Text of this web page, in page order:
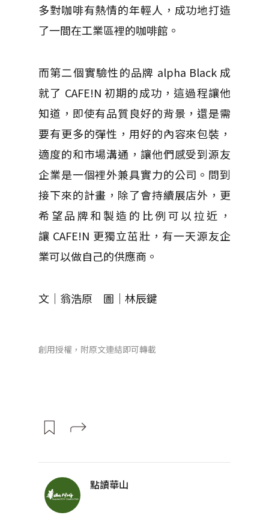
多對咖啡有熱情的年輕人，成功地打造
了一間在工業區裡的咖啡館。
而第二個實驗性的品牌 alpha Black 成
就了 CAFE!N 初期的成功，這過程讓他
知道，即使有品質良好的背景，還是需
要有更多的彈性，用好的內容來包裝，
適度的和市場溝通，讓他們感受到源友
企業是一個裡外兼具實力的公司。問到
接下來的計畫，除了會持續展店外，更
希望品牌和製造的比例可以拉近，
讓 CAFE!N 更獨立茁壯，有一天源友企
業可以做自己的供應商。
文｜翁浩原 圖｜林辰鍵
創用授權，附原文連結即可轉載
點讀華山